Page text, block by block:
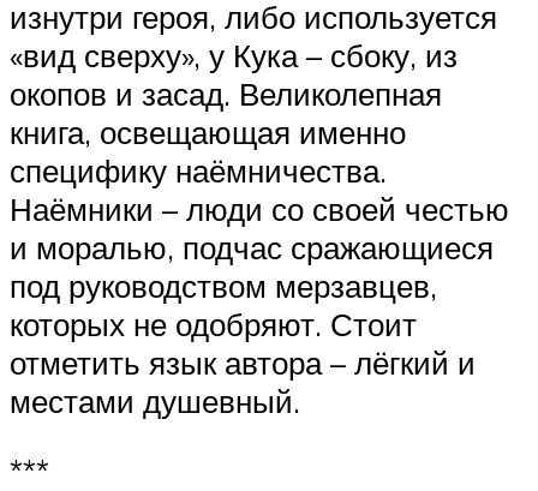
изнутри героя, либо используется
«вид сверху», у Кука – сбоку, из
окопов и засад. Великолепная
книга, освещающая именно
специфику наёмничества.
Наёмники – люди со своей честью
и моралью, подчас сражающиеся
под руководством мерзавцев,
которых не одобряют. Стоит
отметить язык автора – лёгкий и
местами душевный.
***